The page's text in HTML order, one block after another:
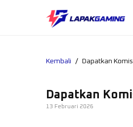
Kembali / Dapatkan
Dapatkan
13 Februari 2026